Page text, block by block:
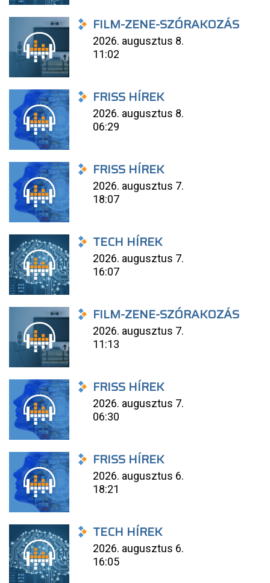
FILM-ZENE-SZÓRAKOZÁS
2026. augusztus 8.
11:02
FRISS HÍREK
2026. augusztus 8.
06:29
FRISS HÍREK
2026. augusztus 7.
18:07
TECH HÍREK
2026. augusztus 7.
16:07
FILM-ZENE-SZÓRAKOZÁS
2026. augusztus 7.
11:13
FRISS HÍREK
2026. augusztus 7.
06:30
FRISS HÍREK
2026. augusztus 6.
18:21
TECH HÍREK
2026. augusztus 6.
16:05